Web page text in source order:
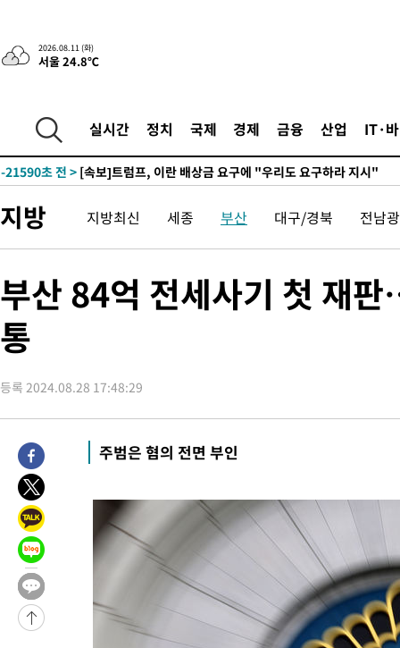
2026.08.11 (화)
서울 24.8℃
실시간 정치 국제 경제 금융 산업 IT·
-21590초 전 > [속보]트럼프, 이란 배상금 요구에 "우리도 요구하라 지시"
지방 지방최신 세종 부산 대구/경북 전남
부산 84억 전세사기 첫 재
통
등록 2024.08.28 17:48:29
주범은 혐의 전면 부인